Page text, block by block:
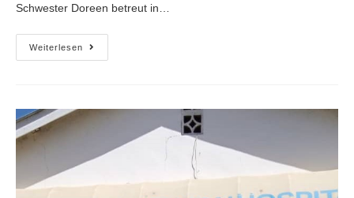
Schwester Doreen betreut in…
Weiterlesen